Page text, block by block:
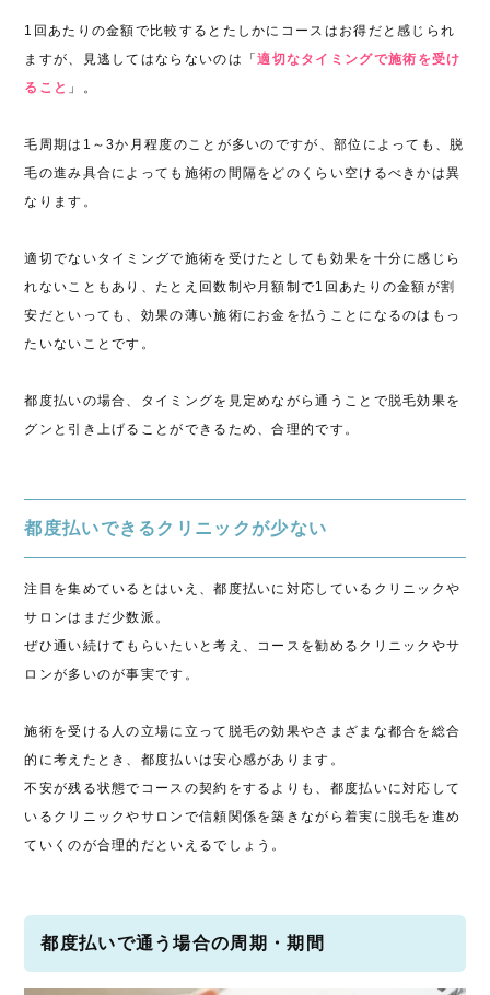
1回あたりの金額で比較するとたしかにコースはお得だと感じられ
ますが、見逃してはならないのは「適切なタイミングで施術を受け
ること 」。
毛周期は1～3か月程度のことが多いのですが、部位によっても、脱
毛の進み具合によっても施術の間隔をどのくらい空けるべきかは異
なります。
適切でないタイミングで施術を受けたとしても効果を十分に感じら
れないこともあり、たとえ回数制や月額制で1回あたりの金額が割
安だといっても、効果の薄い施術にお金を払うことになるのはもっ
たいないことです。
都度払いの場合、タイミングを見定めながら通うことで脱毛効果を
グンと引き上げることができるため、合理的です。
都度払いできるクリニックが少ない
注目を集めているとはいえ、都度払いに対応しているクリニックや
サロンはまだ少数派。
ぜひ通い続けてもらいたいと考え、コースを勧めるクリニックやサ
ロンが多いのが事実です。
施術を受ける人の立場に立って脱毛の効果やさまざまな都合を総合
的に考えたとき、都度払いは安心感があります。
不安が残る状態でコースの契約をするよりも、都度払いに対応して
いるクリニックやサロンで信頼関係を築きながら着実に脱毛を進め
ていくのが合理的だといえるでしょう。
都度払いで通う場合の周期・期間